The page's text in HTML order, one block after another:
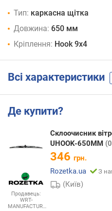
Тип: каркасна щітка
Довжина: 650 мм
Кріплення: Hook 9x4
Всі характеристики
Де купити?
Продавець:
WRT-
MANUFACTUR…
Склоочисник
UHOOK-650MM
346 грн.
Rozetka.ua
З
(Київ)